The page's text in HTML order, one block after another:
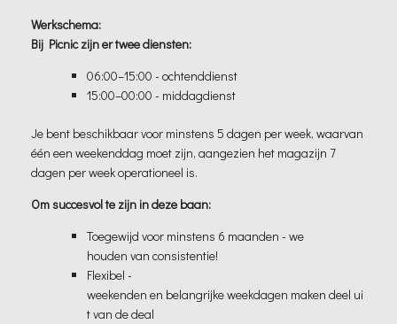
Werkschema:
Bij Picnic zijn er twee diensten:
06:00–15:00 - ochtenddienst
15:00–00:00 - middagdienst
Je bent beschikbaar voor minstens 5 dagen per week, waarvan
één een weekenddag moet zijn, aangezien het magazijn 7
dagen per week operationeel is.
Om succesvol te zijn in deze baan:
Toegewijd voor minstens 6 maanden - we
houden van consistentie!
Flexibel -
weekenden en belangrijke weekdagen maken deel ui
t van de deal